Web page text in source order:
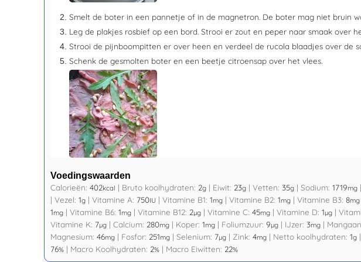
Smelt de boter in een pannetje of in de magnetron. De boter mag niet bruin
Leg de plakjes rosbief op een bord. Strooi er zout en peper naar smaak over
Strooi de pijnboompitten er over heen en verdeel de rucola blaadjes over de
Schenk de gesmolten boter en een beetje citroensap over het vlees.
Voedingswaarden
Calorieën: 402kcal | Bruto koolhydraten: 2g | Eiwit: 23g | Vetten: 35g | Sodium: 1719mg |
| Vezel: 1g | Vitamine A: 750IU | Vitamine B1: 1mg | Vitamine B2: 1mg | Vitamine B3: 8mg
1mg | Vitamine B6: 1mg | Vitamine B12: 2µg | Vitamine C: 45mg | Vitamine D: 1µg |
Vitamine K: 7µg | Calcium: 280mg | Koper: 1mg | Foliumzuur: 9µg | IJzer: 3mg |
Magnesium: 46mg | Fosfor: 251mg | Selenium: 7µg | Zink: 4mg | Netto koolhydraten: 1g |
76% | Macro Koolhydraten: 2% | Macro Eiwitten: 22%